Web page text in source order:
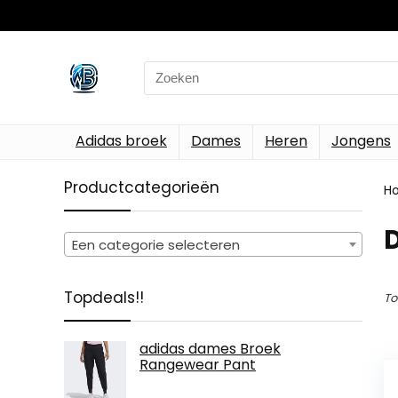
Search
for:
Adidas broek Dames Heren Jongens
Productcategorieën
Een categorie selecteren
Topdeals!!
adidas dames Broek
Rangewear Pant